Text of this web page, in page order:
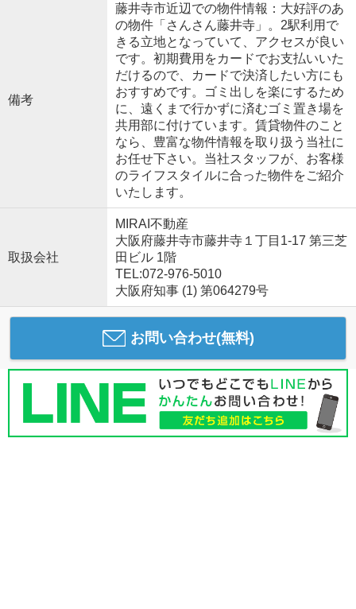
備考
藤井寺市近辺での物件情報：大好評のあ
の物件「さんさん藤井寺」。2駅利用で
きる立地となっていて、アクセスが良い
です。初期費用をカードでお支払いいた
だけるので、カードで決済したい方にも
おすすめです。ゴミ出しを楽にするため
に、遠くまで行かずに済むゴミ置き場を
共用部に付けています。賃貸物件のこと
なら、豊富な物件情報を取り扱う当社に
お任せ下さい。当社スタッフが、お客様
のライフスタイルに合った物件をご紹介
いたします。
取扱会社
MIRAI不動産
大阪府藤井寺市藤井寺１丁目1-17 第三芝
田ビル 1階
TEL:072-976-5010
大阪府知事 (1) 第064279号
お問い合わせ(無料)